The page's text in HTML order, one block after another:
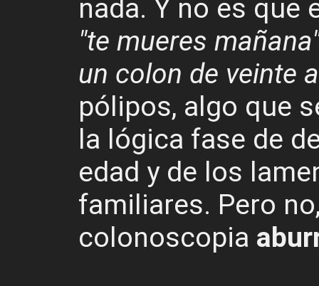
nada. Y no es que
"te mueres
un colon de veinte
pólipos, algo que
la lógica fase de
edad y de los
familiares. Pero
colonoscopia